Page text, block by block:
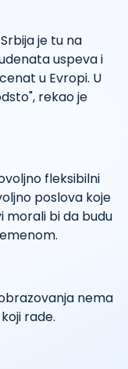
je tu na
uspeva i
u Evropi. U
rekao je
fleksibilni
poslova koje
morali bi da budu
nema
rade.